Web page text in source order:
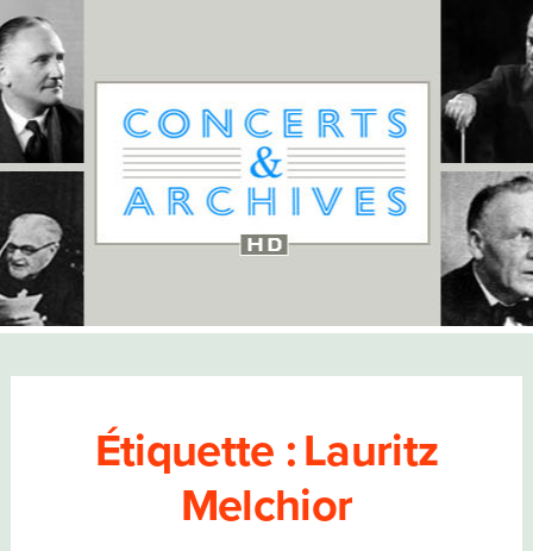
Étiquette :Lauritz
Melchior